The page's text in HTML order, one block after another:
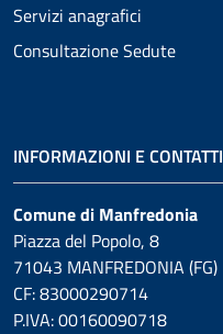
Servizi anagrafici
Consultazione Sedute
INFORMAZIONI E CONTATTI
Comune di Manfredonia
Piazza del Popolo, 8
71043 MANFREDONIA (FG)
CF: 83000290714
P.IVA: 00160090718